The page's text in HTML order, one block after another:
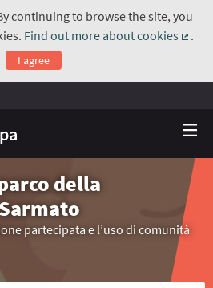
continuing to browse the site, you
Find out more about cookies
.
I agree
della
partecipata e l’uso di comunità